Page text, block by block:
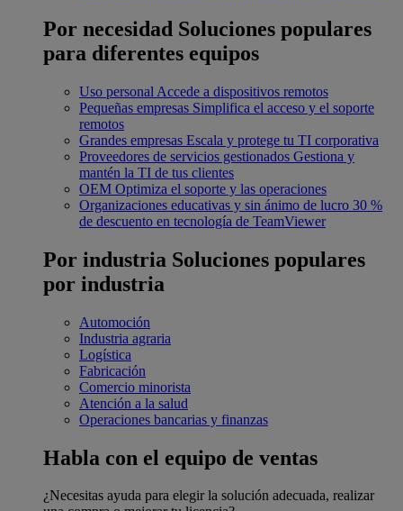
Por necesidad Soluciones populares
para diferentes equipos
Uso personal Accede a dispositivos remotos
Pequeñas empresas Simplifica el acceso y el soporte
remotos
Grandes empresas Escala y protege tu TI corporativa
Proveedores de servicios gestionados Gestiona y
mantén la TI de tus clientes
OEM Optimiza el soporte y las operaciones
Organizaciones educativas y sin ánimo de lucro 30 %
de descuento en tecnología de TeamViewer
Por industria Soluciones populares
por industria
Automoción
Industria agraria
Logística
Fabricación
Comercio minorista
Atención a la salud
Operaciones bancarias y finanzas
Habla con el equipo de ventas
¿Necesitas ayuda para elegir la solución adecuada, realizar